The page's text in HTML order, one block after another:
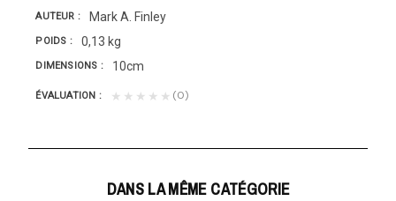
AUTEUR Mark A. Finley
POIDS 0,13 kg
DIMENSIONS 10cm
ÉVALUATION ★★★★★ (0)
DANS LA MÊME CATÉGORIE